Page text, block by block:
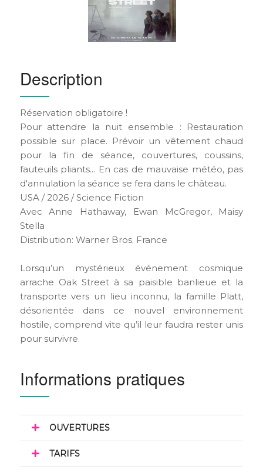
Description
Réservation obligatoire !
Pour attendre la nuit ensemble : Restauration
possible sur place. Prévoir un vêtement chaud
pour la fin de séance, couvertures, coussins,
fauteuils pliants... En cas de mauvaise météo, pas
d'annulation la séance se fera dans le château.
USA / 2026 / Science Fiction
Avec Anne Hathaway, Ewan McGregor, Maisy
Stella
Distribution: Warner Bros. France
Lorsqu’un mystérieux événement cosmique
arrache Oak Street à sa paisible banlieue et la
transporte vers un lieu inconnu, la famille Platt,
désorientée dans ce nouvel environnement
hostile, comprend vite qu’il leur faudra rester unis
pour survivre.
Informations pratiques
OUVERTURES
TARIFS